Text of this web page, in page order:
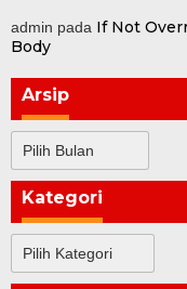
admin pada If Not
Body
Arsip
Kategori